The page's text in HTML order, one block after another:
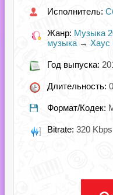
Исполнитель:
Жанр: Музыка
музыка → Хаус
Год выпуска:
Длительность:
Формат/Кодек:
Bitrate: 320 Kbps